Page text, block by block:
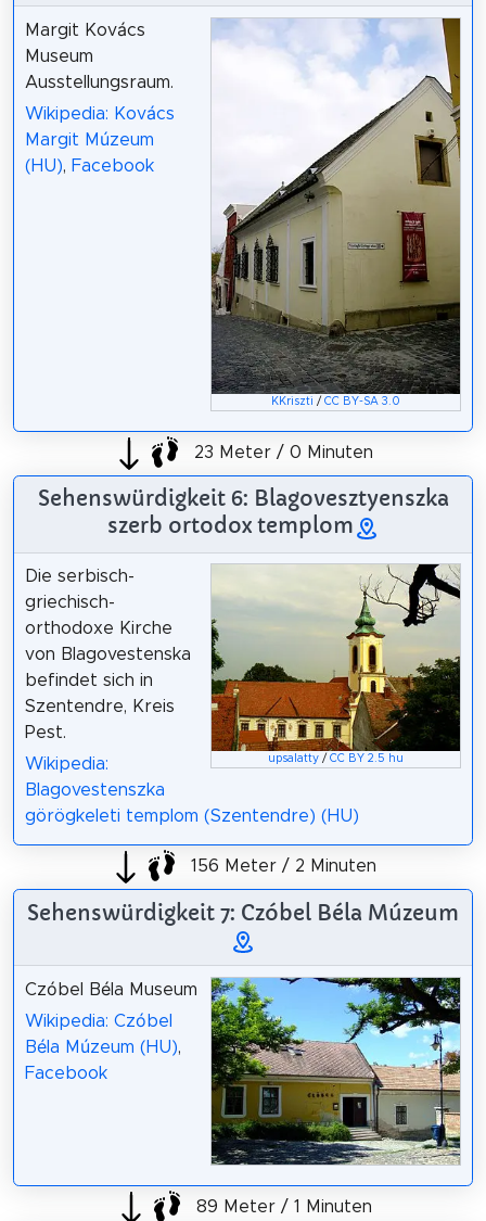
KKriszti /CC BY-SA 3.0
Margit Kovács
Museum
Ausstellungsraum.
Wikipedia: Kovács
Margit Múzeum
(HU), Facebook
23 Meter / 0 Minuten
Sehenswürdigkeit 6: Blagovesztyenszka
szerb ortodox templom
upsalatty /CC BY 2.5 hu
Die serbisch-
griechisch-
orthodoxe Kirche
von Blagovestenska
befindet sich in
Szentendre, Kreis
Pest.
Wikipedia:
Blagovestenszka
görögkeleti templom (Szentendre) (HU)
156 Meter / 2 Minuten
Sehenswürdigkeit 7: Czóbel Béla Múzeum
Czóbel Béla Museum
Wikipedia: Czóbel
Béla Múzeum (HU),
Facebook
89 Meter / 1 Minuten